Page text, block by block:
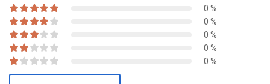
0 %
0 %
0 %
0 %
0 %